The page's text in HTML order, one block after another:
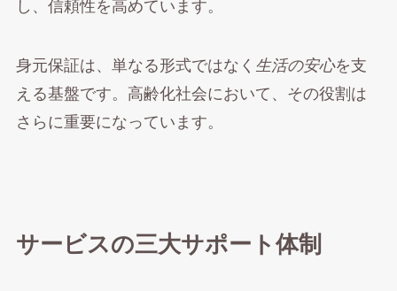
し、信頼性を高めています。
身元保証は、単なる形式ではなく 生活の安心を支
える基盤です。高齢化社会において、その役割は
さらに重要になっています。
サービスの三大サポート体制